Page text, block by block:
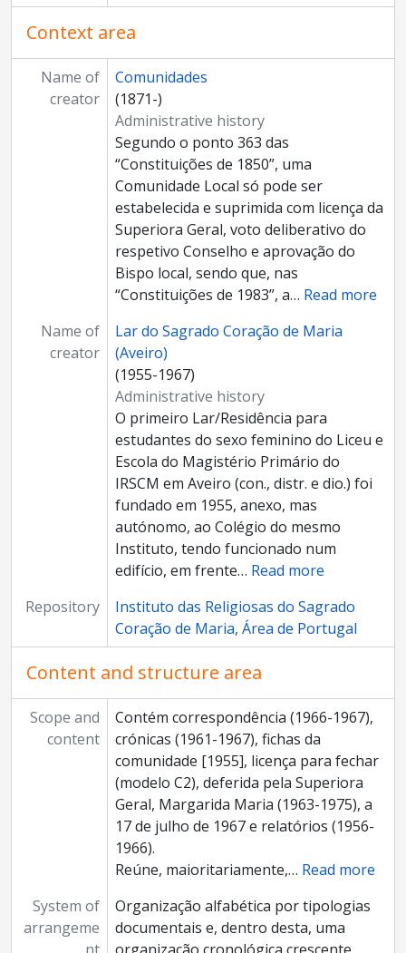
Context area
Name of
creator
Comunidades
(1871-)
Administrative history
Segundo o ponto 363 das
“Constituições de 1850”, uma
Comunidade Local só pode ser
estabelecida e suprimida com licença da
Superiora Geral, voto deliberativo do
respetivo Conselho e aprovação do
Bispo local, sendo que, nas
“Constituições de 1983”, a… Read more
Name of
creator
Lar do Sagrado Coração de Maria
(Aveiro)
(1955-1967)
Administrative history
O primeiro Lar/Residência para
estudantes do sexo feminino do Liceu e
Escola do Magistério Primário do
IRSCM em Aveiro (con., distr. e dio.) foi
fundado em 1955, anexo, mas
autónomo, ao Colégio do mesmo
Instituto, tendo funcionado num
edifício, em frente… Read more
Repository
Instituto das Religiosas do Sagrado
Coração de Maria, Área de Portugal
Content and structure area
Scope and
content
Contém correspondência (1966-1967),
crónicas (1961-1967), fichas da
comunidade [1955], licença para fechar
(modelo C2), deferida pela Superiora
Geral, Margarida Maria (1963-1975), a
17 de julho de 1967 e relatórios (1956-
1966).
Reúne, maioritariamente,… Read more
System of
arrangeme
Organização alfabética por tipologias
documentais e, dentro desta, uma